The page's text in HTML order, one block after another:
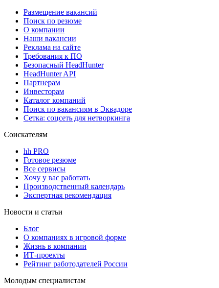
Размещение вакансий
Поиск по резюме
О компании
Наши вакансии
Реклама на сайте
Требования к ПО
Безопасный HeadHunter
HeadHunter API
Партнерам
Инвесторам
Каталог компаний
Поиск по вакансиям в Эквадоре
Сетка: соцсеть для нетворкинга
Соискателям
hh PRO
Готовое резюме
Все сервисы
Хочу у вас работать
Производственный календарь
Экспертная рекомендация
Новости и статьи
Блог
О компаниях в игровой форме
Жизнь в компании
ИТ-проекты
Рейтинг работодателей России
Молодым специалистам